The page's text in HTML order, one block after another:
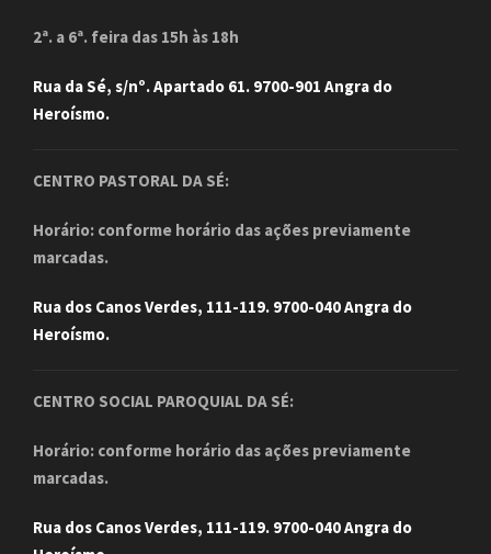
2ª. a 6ª. feira das 15h às 18h
Rua da Sé, s/nº. Apartado 61. 9700-901 Angra do
Heroísmo.
CENTRO PASTORAL DA SÉ:
Horário: conforme horário das ações previamente
marcadas.
Rua dos Canos Verdes, 111-119. 9700-040 Angra do
Heroísmo.
CENTRO SOCIAL PAROQUIAL DA SÉ:
Horário: conforme horário das ações previamente
marcadas.
Rua dos Canos Verdes, 111-119. 9700-040 Angra do